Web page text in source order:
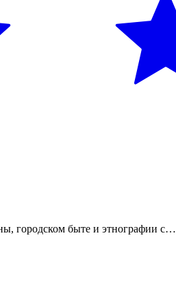
городском быте и этнографии с…